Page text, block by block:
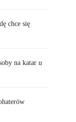
chce się
na katar u